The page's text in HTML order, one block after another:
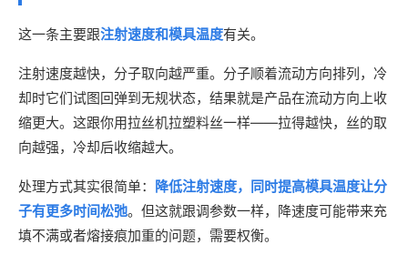
这一条主要跟注射速度和模具温度有关。
注射速度越快，分子取向越严重。分子顺着流动方向排列，冷
却时它们试图回弹到无规状态，结果就是产品在流动方向上收
缩更大。这跟你用拉丝机拉塑料丝一样——拉得越快，丝的取
向越强，冷却后收缩越大。
处理方式其实很简单： 降低注射速度，同时提高模具温度让分
子有更多时间松弛。但这就跟调参数一样，降速度可能带来充
填不满或者熔接痕加重的问题，需要权衡。